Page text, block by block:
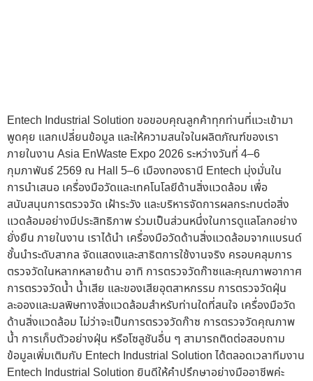
Entech Industrial Solution ขอขอบคุณลูกค้าทุกท่านที่แวะเข้ามา
พูดคุย แลกเปลี่ยนข้อมูล และให้ความสนใจในผลิตภัณฑ์ของเรา
ภายในงาน Asia EnWaste Expo 2026 ระหว่างวันที่ 4–6
กุมภาพันธ์ 2569 ณ Hall 5–6 เมืองทองธานี Entech มุ่งมั่นใน
การนำเสนอ เครื่องมือวัดและเทคโนโลยีด้านสิ่งแวดล้อม เพื่อ
สนับสนุนการตรวจวัด เฝ้าระวัง และบริหารจัดการผลกระทบต่อสิ่ง
แวดล้อมอย่างมีประสิทธิภาพ ร่วมเป็นส่วนหนึ่งในการดูแลโลกอย่าง
ยั่งยืน ภายในงาน เราได้นำ เครื่องมือวัดด้านสิ่งแวดล้อมจากแบรนด์
ชั้นนำระดับสากล จัดแสดงและสาธิตการใช้งานจริง ครอบคลุมการ
ตรวจวัดในหลากหลายด้าน อาทิ การตรวจวัดก๊าซและคุณภาพอากาศ
การตรวจวัดน้ำ น้ำเสีย และของเสียอุตสาหกรรม การตรวจวัดฝุ่น
ละอองและมลพิษทางสิ่งแวดล้อมสำหรับท่านใดที่สนใจ เครื่องมือวัด
ด้านสิ่งแวดล้อม ไม่ว่าจะเป็นการตรวจวัดก๊าซ การตรวจวัดคุณภาพ
น้ำ การเก็บตัวอย่างฝุ่น หรือโซลูชันอื่น ๆ สามารถติดต่อสอบถาม
ข้อมูลเพิ่มเติมกับ Entech Industrial Solution ได้ตลอดเวลาทีมงาน
Entech Industrial Solution ยินดีให้คำปรึกษาอย่างมืออาชีพค่ะ